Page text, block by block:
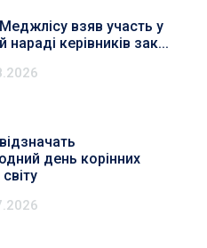
взяв участь у
нараді керівників зак...
день корінних